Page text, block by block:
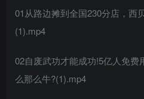
01从路边摊到全国230分店，西
(1).mp4
02自废武功才能成功!5亿人免费
么那么牛?(1).mp4